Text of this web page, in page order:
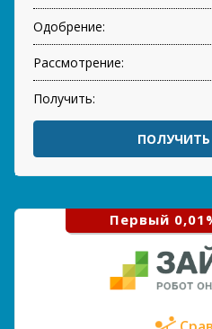
Одобрение:
Рассмотрение:
Получить:
Первый